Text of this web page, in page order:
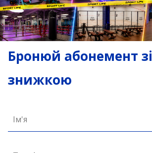
Бронюй абонемент зі
знижкою
Ім'я